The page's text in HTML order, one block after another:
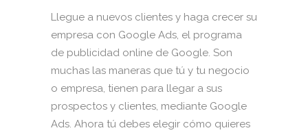
Llegue a nuevos clientes y haga crecer su
empresa con Google Ads, el programa
de publicidad online de Google. Son
muchas las maneras que tú y tu negocio
o empresa, tienen para llegar a sus
prospectos y clientes, mediante Google
Ads. Ahora tú debes elegir cómo quieres